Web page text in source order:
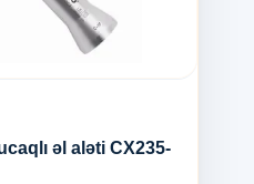
əl aləti CX235-